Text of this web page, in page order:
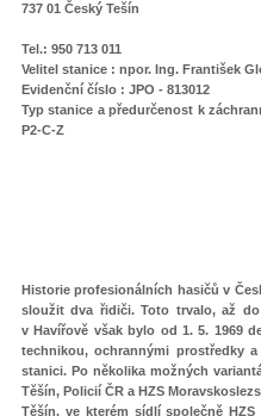
737 01 Český Tešín
Tel.: 950 713 011
Velitel stanice : npor. Ing. František
Evidenční číslo : JPO - 813012
Typ stanice a předurčenost k
P2-C-Z
Historie profesionálních hasičů v
sloužit dva řidiči. Toto trvalo, až
v Havířově však bylo od 1. 5. 1969
technikou, ochrannými prostředky
stanici. Po několika možných
Těšín, Policií ČR a HZS
Těšín, ve kterém sídlí společně